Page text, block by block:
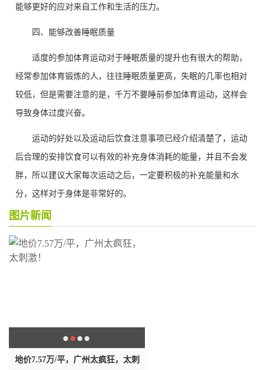
能够更好的应对来自工作和生活的压力。
四、能够改善睡眠质量
适度的参加体育运动对于睡眠质量的提升也有很大的帮助，
经常参加体育锻炼的人，往往睡眠质量更高，失眠的几率也相对
较低，但是需要注意的是，千万不要睡前参加体育运动，这样会
导致身体过度兴奋。
运动的好处以及运动后饮食注意事项已经介绍清楚了，运动
后合理的安排饮食可以有效的补充身体消耗的能量，并且不会发
胖，所以建议大家每次运动之后，一定要积极的补充能量和水
分，这样对于身体是非常好的。
图片新闻
地价7.57万/平，广州太疯狂，太刺